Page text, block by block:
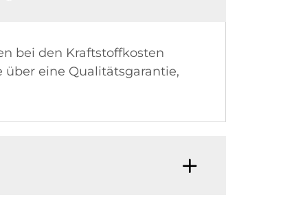
bei den Kraftstoffkosten
eine Qualitätsgarantie,